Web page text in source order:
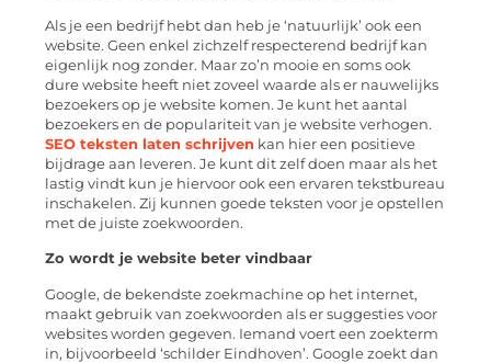
Als je een bedrijf hebt dan heb je ‘natuurlijk’ ook een
website. Geen enkel zichzelf respecterend bedrijf kan
eigenlijk nog zonder. Maar zo’n mooie en soms ook
dure website heeft niet zoveel waarde als er nauwelijks
bezoekers op je website komen. Je kunt het aantal
bezoekers en de populariteit van je website verhogen.
SEO teksten laten schrijven kan hier een positieve
bijdrage aan leveren. Je kunt dit zelf doen maar als het
lastig vindt kun je hiervoor ook een ervaren tekstbureau
inschakelen. Zij kunnen goede teksten voor je opstellen
met de juiste zoekwoorden.
Zo wordt je website beter vindbaar
Google, de bekendste zoekmachine op het internet,
maakt gebruik van zoekwoorden als er suggesties voor
websites worden gegeven. Iemand voert een zoekterm
in, bijvoorbeeld ‘schilder Eindhoven’. Google zoekt dan